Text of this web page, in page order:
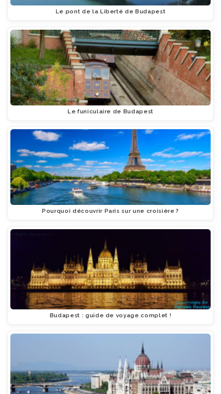
Le pont de la Liberté de Budapest
Le funiculaire de Budapest
Pourquoi découvrir Paris sur une croisière ?
Budapest : guide de voyage complet !